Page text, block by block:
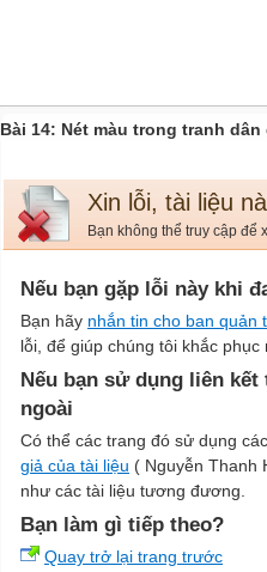
Bài 14: Nét màu trong tranh
Xin lỗi, tài liệu
Bạn không thể truy cập để
Nếu bạn gặp lỗi này khi
Bạn hãy nhắn tin cho ban quản
lỗi, để giúp chúng tôi khắc phục
Nếu bạn sử dụng liên
ngoài
Có thể các trang đó sử dụng
giả của tài liệu ( Nguyễn Thanh
như các tài liệu tương đương.
Bạn làm gì tiếp theo?
Quay trở lại trang trước